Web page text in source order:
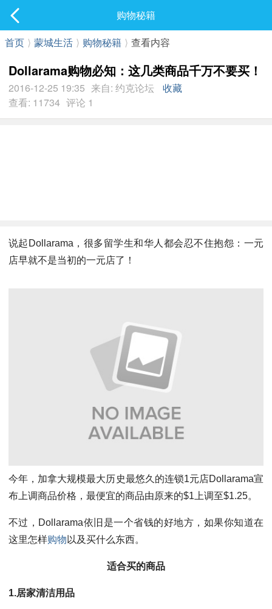
最新发表
购物秘籍
首页 ⟩ 蒙城生活 ⟩ 购物秘籍 ⟩ 查看内容
Dollarama购物必知：这几类商品千万不要买！
2016-12-25 19:35 来自: 约克论坛
收藏
查看: 11734 评论 1
说起Dollarama，很多留学生和华人都会忍不住抱怨：一元
店早就不是当初的一元店了！
今年，加拿大规模最大历史最悠久的连锁1元店Dollarama宣
布上调商品价格，最便宜的商品由原来的$1上调至$1.25。
不过，Dollarama依旧是一个省钱的好地方，如果你知道在
这里怎样购物 以及买什么东西。
适合买的商品
1.居家清洁用品